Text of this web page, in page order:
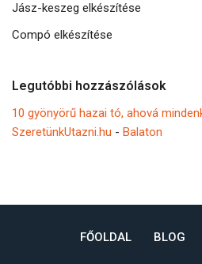
Jász-keszeg elkészítése
Compó elkészítése
Legutóbbi hozzászólások
10 gyönyörű hazai tó, ahová
SzeretünkUtazni.hu - Balaton
FŐOLDAL BLOG